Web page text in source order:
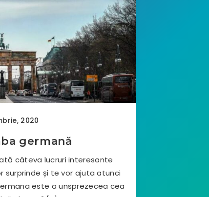
2020
germană
câteva lucruri interesante
surprinde și te vor ajuta atunci
este a unsprezecea cea